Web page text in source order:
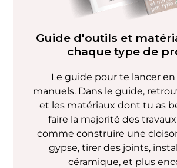
Guide d'outils et
chaque type de
Le guide pour te lancer en
manuels. Dans le guide,
et les matériaux dont tu as
faire la majorité des
comme construire une
gypse, tirer des joints,
céramique, et plus